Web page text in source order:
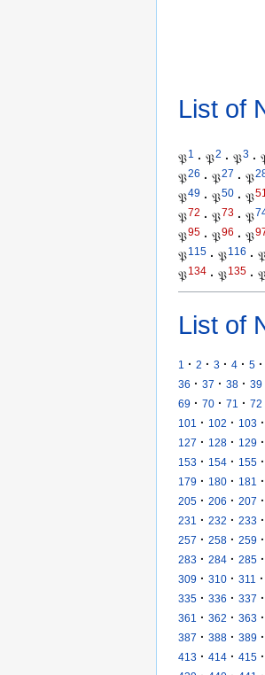
List of
𝔓1 · 𝔓2 · 𝔓3 ·
𝔓26 · 𝔓27 · 𝔓
𝔓49 · 𝔓50 · 𝔓
𝔓72 · 𝔓73 · 𝔓
𝔓95 · 𝔓96 · 𝔓
𝔓115 · 𝔓116 ·
𝔓134 · 𝔓135 ·
List of
1 · 2 · 3 · 4 · 5 ·
36 · 37 · 38 · 39
69 · 70 · 71 · 72
101
· 102 · 103 ·
127 · 128 · 129 ·
153 · 154 · 155 ·
179 · 180 · 181 ·
205 · 206 · 207 ·
231
· 232 · 233 ·
257 · 258 · 259 ·
283 · 284 · 285 ·
309 · 310 · 311 ·
335 · 336 · 337 ·
361
· 362 · 363 ·
387 · 388 · 389 ·
413 · 414 · 415 ·